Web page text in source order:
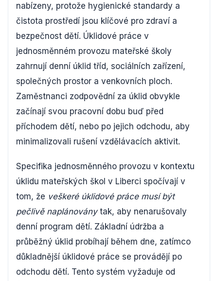
nabízeny, protože hygienické standardy a
čistota prostředí jsou klíčové pro zdraví a
bezpečnost dětí. Úklidové práce v
jednosměnném provozu mateřské školy
zahrnují denní úklid tříd, sociálních zařízení,
společných prostor a venkovních ploch.
Zaměstnanci zodpovědní za úklid obvykle
začínají svou pracovní dobu buď před
příchodem dětí, nebo po jejich odchodu, aby
minimalizovali rušení vzdělávacích aktivit.
Specifika jednosměnného provozu v kontextu
úklidu mateřských škol v Liberci spočívají v
tom, že veškeré úklidové práce musí být
pečlivě naplánoványtak, aby nenarušovaly
denní program dětí. Základní údržba a
průběžný úklid probíhají během dne, zatímco
důkladnější úklidové práce se provádějí po
odchodu dětí. Tento systém vyžaduje od